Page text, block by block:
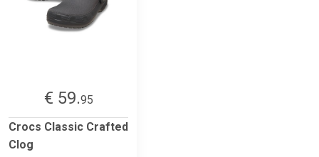
€ 59.95
Crocs Classic Crafted
Clog